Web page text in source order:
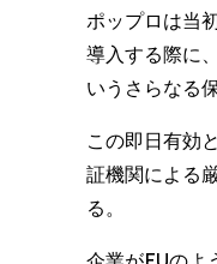
ポップロは当
導入する際に
いうさらなる
この即日有効
証機関による
る。